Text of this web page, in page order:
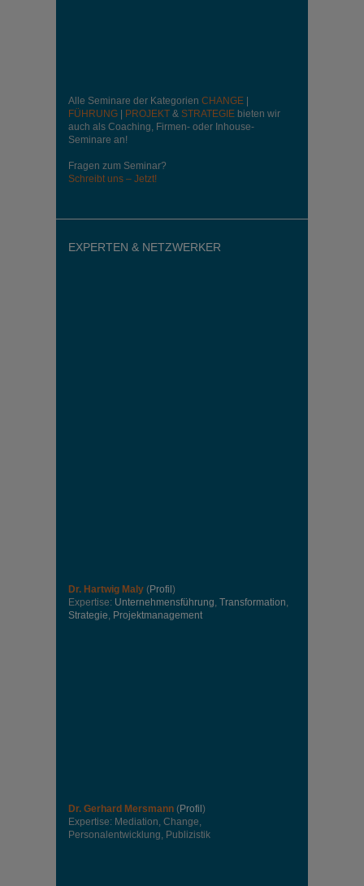
Alle Seminare der Kategorien CHANGE
FÜHRUNG
PROJEKT & STRATEGIE bieten wir
auch als Coaching, Firmen- oder Inhouse-
Seminare an!
Fragen zum Seminar?
Schreibt uns – Jetzt!
EXPERTEN & NETZWERKER
Dr. Hartwig Maly (Profil )
Expertise: Unternehmensführung, Transformation,
Strategie, Projektmanagement
Dr. Gerhard Mersmann (Profil )
Expertise: Mediation, Change,
Personalentwicklung, Publizistik